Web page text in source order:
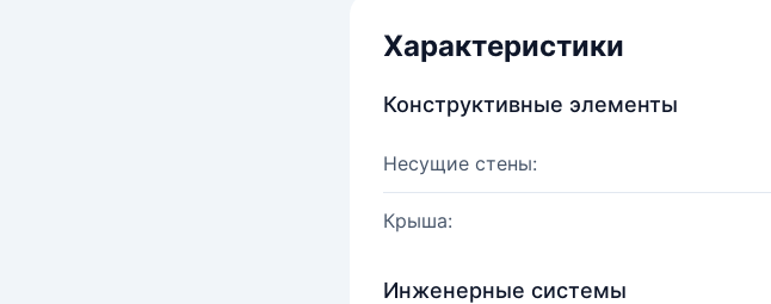
Характеристики
Конструктивные элементы
Несущие стены:
Крыша:
Инженерные системы